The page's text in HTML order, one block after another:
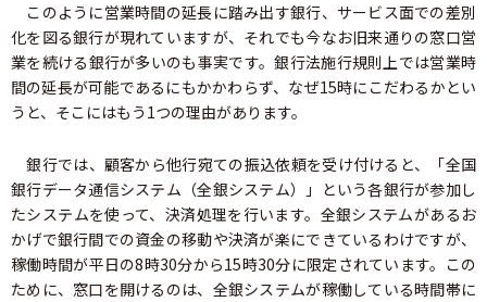
このように営業時間の延長に踏み出す銀行、サービス面での差別
化を図る銀行が現れていますが、それでも今なお旧来通りの窓口営
業を続ける銀行が多いのも事実です。銀行法施行規則上では営業時
間の延長が可能であるにもかかわらず、なぜ15時にこだわるかとい
うと、そこにはもう1つの理由があります。
銀行では、顧客から他行宛ての振込依頼を受け付けると、「全国
銀行データ通信システム（全銀システム）」という各銀行が参加し
たシステムを使って、決済処理を行います。全銀システムがあるお
かげで銀行間での資金の移動や決済が楽にできているわけですが、
稼働時間が平日の8時30分から15時30分に限定されています。この
ために、窓口を開けるのは、全銀システムが稼働している時間帯に